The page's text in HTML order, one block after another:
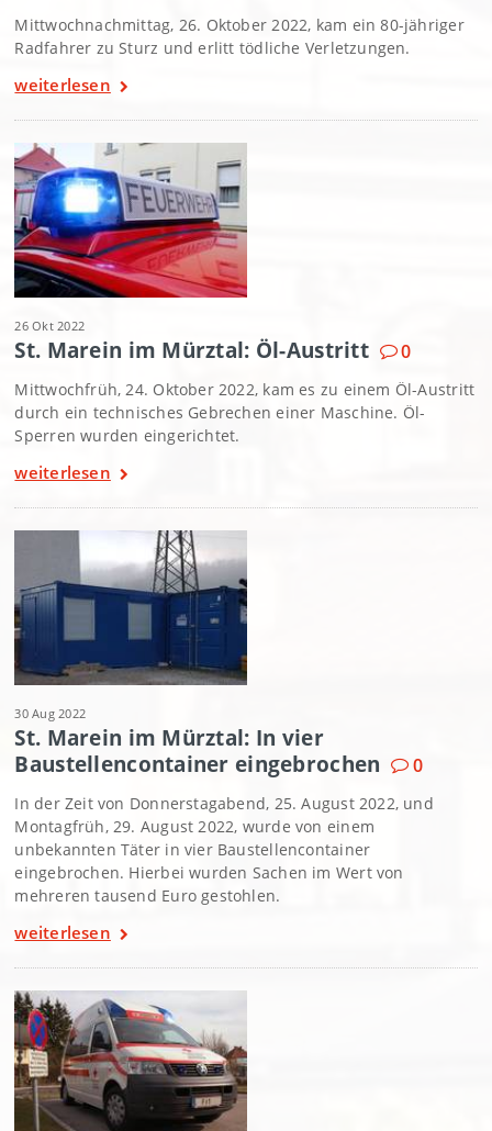
Mittwochnachmittag, 26. Oktober 2022, kam ein 80-jähriger
Radfahrer zu Sturz und erlitt tödliche Verletzungen.
weiterlesen
26 Okt 2022
St. Marein im Mürztal: Öl-Austritt 0
Mittwochfrüh, 24. Oktober 2022, kam es zu einem Öl-Austritt
durch ein technisches Gebrechen einer Maschine. Öl-
Sperren wurden eingerichtet.
weiterlesen
30 Aug 2022
St. Marein im Mürztal: In vier
Baustellencontainer eingebrochen
0
In der Zeit von Donnerstagabend, 25. August 2022, und
Montagfrüh, 29. August 2022, wurde von einem
unbekannten Täter in vier Baustellencontainer
eingebrochen. Hierbei wurden Sachen im Wert von
mehreren tausend Euro gestohlen.
weiterlesen